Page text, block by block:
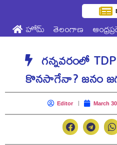
హోమ్ తెలంగాణ
గన్నవరంలో
కొనసాగేనా? జనం
Editor March